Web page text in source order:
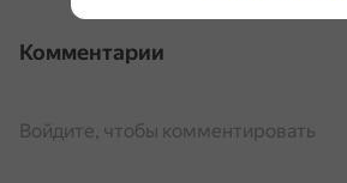
Комментарии
Войдите, чтобы комментировать